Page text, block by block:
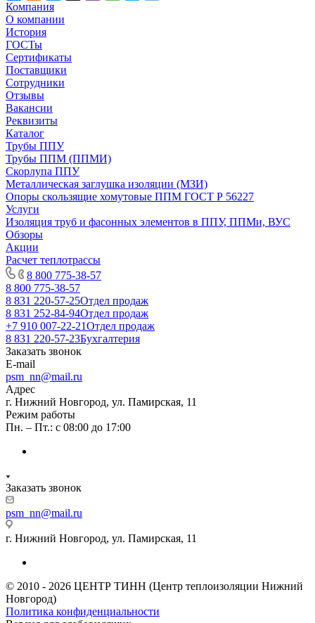
Компания
О компании
История
ГОСТы
Сертификаты
Поставщики
Сотрудники
Отзывы
Вакансии
Реквизиты
Каталог
Трубы ППУ
Трубы ППМ (ППМИ)
Скорлупа ППУ
Металлическая заглушка изоляции (МЗИ)
Опоры скользящие хомутовые ППМ ГОСТ Р 56227
Услуги
Изоляция труб и фасонных элементов в ППУ, ППМи, ВУС
Обзоры
Акции
Расчет теплотрассы
8 800 775-38-57
8 800 775-38-57
8 831 220-57-25Отдел продаж
8 831 252-84-94Отдел продаж
+7 910 007-22-21Отдел продаж
8 831 220-57-23Бухгалтерия
Заказать звонок
E-mail
psm_nn@mail.ru
Адрес
г. Нижний Новгород, ул. Памирская, 11
Режим работы
Пн. – Пт.: с 08:00 до 17:00
Заказать звонок
psm_nn@mail.ru
г. Нижний Новгород, ул. Памирская, 11
© 2010 - 2026 ЦЕНТР ТИНН (Центр теплоизоляции Нижний
Новгород)
Политика конфиденциальности